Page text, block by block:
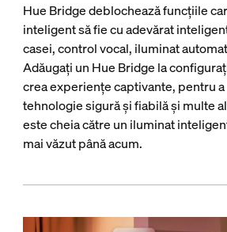
Hue Bridge deblochează funcțiile
inteligent să fie cu adevărat
casei, control vocal, iluminat
Adăugați un Hue Bridge la
crea experiențe captivante, pentru
tehnologie sigură și fiabilă și multe
este cheia către un iluminat
mai văzut până acum.